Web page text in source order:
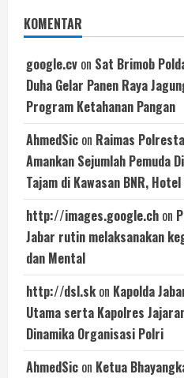
KOMENTAR
google.cv on Sat Brimob
Duha Gelar Panen Raya
Program Ketahanan Pangan
AhmedSic on Raimas
Amankan Sejumlah Pemuda
Tajam di Kawasan BNR,
http://images.google.ch on
Jabar rutin melaksanakan
dan Mental
http://dsl.skon Kapolda
Utama serta Kapolres
Dinamika Organisasi Polri
AhmedSic on Ketua